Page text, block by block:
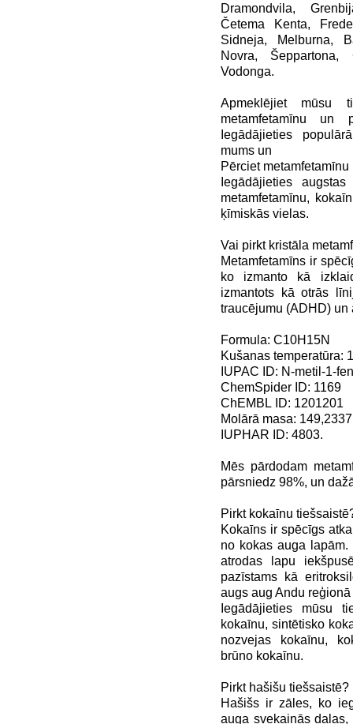
Dramondvila,
Četema Kenta,
Sidneja, Melburna,
Novra, Šeppartona,
Vodonga.
Apmeklējiet mūsu
metamfetamīnu un
Iegādājieties
mums un
Pērciet metamfetamīnu
Iegādājieties
metamfetamīnu,
ķīmiskās vielas.
Vai pirkt kristāla
Metamfetamīns ir
ko izmanto kā
izmantots kā otrās
traucējumu (ADHD) un
Formula: C10H15N
Kušanas temperatūra:
IUPAC ID: N-metil-1-
ChemSpider ID: 1169
ChEMBL ID: 1201201
Molārā masa:
IUPHAR ID: 4803.
Mēs pārdodam
pārsniedz 98%, un
Pirkt kokaīnu
Kokaīns ir spēcīgs
no kokas auga
atrodas lapu
pazīstams kā
augs aug Andu
Iegādājieties mūsu
kokaīnu, sintētisko
nozvejas kokaīnu,
brūno kokaīnu.
Pirkt hašišu tiešsaistē?
Hašišs ir zāles, ko
auga sveķainās